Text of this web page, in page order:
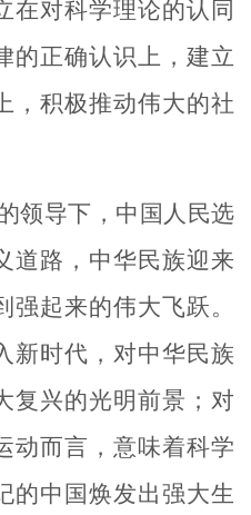
在对科学理论的认同
的正确认识上，建立
，积极推动伟大的社
导下，中国人民选
道路，中华民族迎来
起来的伟大飞跃。
新时代，对中华民族
复兴的光明前景；对
动而言，意味着科学
的中国焕发出强大生